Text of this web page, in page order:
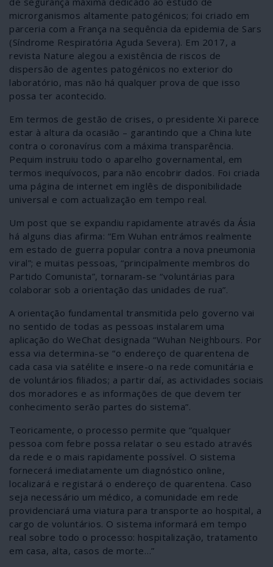
microrganismos altamente patogénicos; foi criado em
parceria com a França na sequência da epidemia de Sars
(Síndrome Respiratória Aguda Severa). Em 2017, a
revista Nature alegou a existência de riscos de
dispersão de agentes patogénicos no exterior do
laboratório, mas não há qualquer prova de que isso
possa ter acontecido.
Em termos de gestão de crises, o presidente Xi parece
estar à altura da ocasião – garantindo que a China lute
contra o coronavírus com a máxima transparência.
Pequim instruiu todo o aparelho governamental, em
termos inequívocos, para não encobrir dados. Foi criada
uma página de internet em inglês de disponibilidade
universal e com actualização em tempo real.
Um post que se expandiu rapidamente através da Ásia
há alguns dias afirma: “Em Wuhan entrámos realmente
em estado de guerra popular contra a nova pneumonia
viral”; e muitas pessoas, “principalmente membros do
Partido Comunista”, tornaram-se “voluntárias para
colaborar sob a orientação das unidades de rua”.
A orientação fundamental transmitida pelo governo vai
no sentido de todas as pessoas instalarem uma
aplicação do WeChat designada “Wuhan Neighbours. Por
essa via determina-se “o endereço de quarentena de
cada casa via satélite e insere-o na rede comunitária e
de voluntários filiados; a partir daí, as actividades sociais
dos moradores e as informações de que devem ter
conhecimento serão partes do sistema”.
Teoricamente, o processo permite que “qualquer
pessoa com febre possa relatar o seu estado através
da rede e o mais rapidamente possível. O sistema
fornecerá imediatamente um diagnóstico online,
localizará e registará o endereço de quarentena. Caso
seja necessário um médico, a comunidade em rede
providenciará uma viatura para transporte ao hospital, a
cargo de voluntários. O sistema informará em tempo
real sobre todo o processo: hospitalização, tratamento
em casa, alta, casos de morte…”